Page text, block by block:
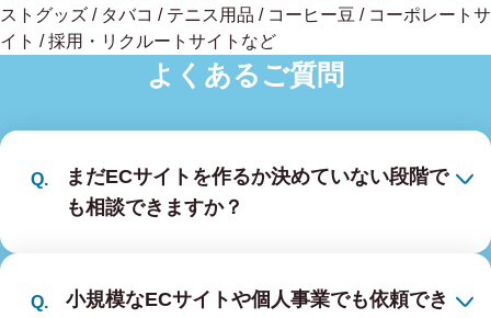
ストグッズ / タバコ / テニス用品 / コーヒー豆 / コーポレートサ
イト / 採用・リクルートサイトなど
よくあるご質問
まだECサイトを作るか決めていない段階で
も相談できますか？
小規模なECサイトや個人事業でも依頼でき